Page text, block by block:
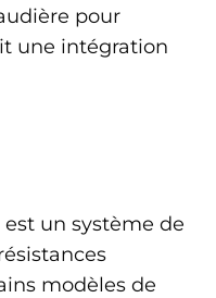
pour
une intégration
un système de
modèles de